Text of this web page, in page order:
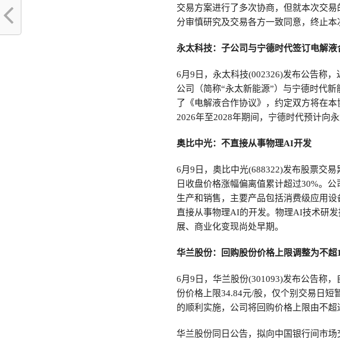
交易方案进行了多次协商，但就本次交
分审慎研究及交易各方一致同意，终止本
永太科技：子公司与宁德时代签订电解液
6月9日，永太科技(002326)发布公告称
公司（简称“永太新能源”）与宁德时代
了《电解液合作协议》，约定双方将在
2026年至2028年期间，宁德时代预计向
奥比中光：不直接从事物理AI开发
6月9日，奥比中光(688322)发布股票交
日收盘价格涨幅偏离值累计超过30%。
生产和销售，主要产品包括消费级应用
直接从事物理AI的开发。物理AI技术研
展、商业化变现尚处早期。
华兰股份：回购股份价格上限调整为不超
6月9日，华兰股份(301093)发布公告称
份价格上限34.84元/股，仅个别交易日
的顺利实施，公司将回购价格上限由不超
华兰股份同日公告，拟向中国银行间市